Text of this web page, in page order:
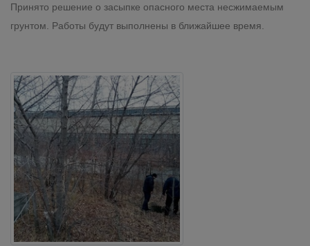
Принято решение о засыпке опасного места несжимаемым
грунтом. Работы будут выполнены в ближайшее время.